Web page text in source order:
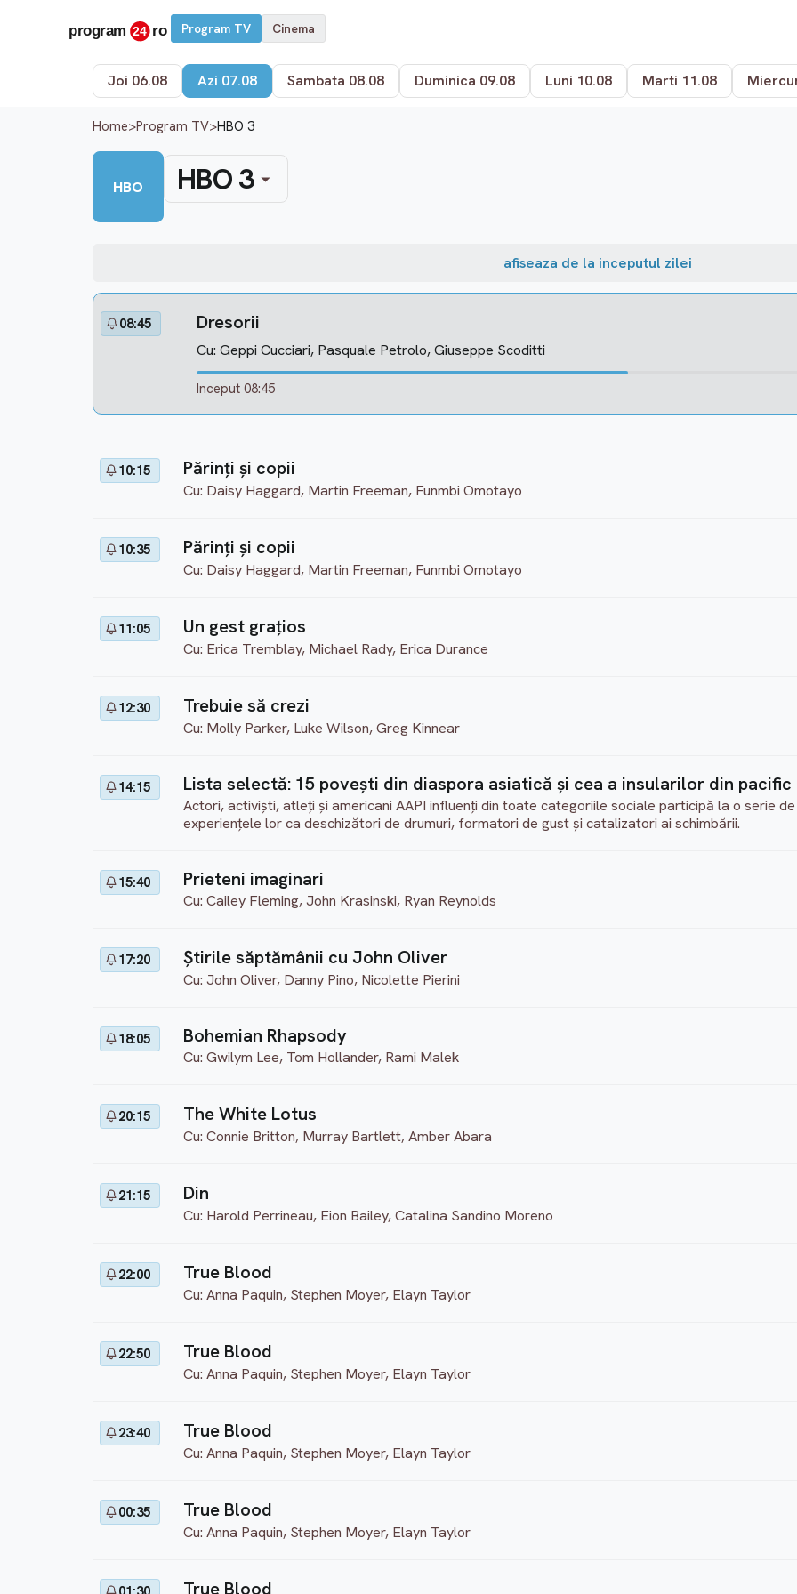
Program TV Cinema
Joi 06.08 Azi 07.08 Sambata 08.08 Duminica 09.08 Luni 10.08 Marti 11.08
Home>Program TV>HBO 3
HBO HBO 3
afiseaza de la inceputul zilei
08:45 Dresorii
Cu: Geppi Cucciari, Pasquale Petrolo, Giuseppe Scoditti
Inceput 08:45
10:15 Părinți și copii
Cu: Daisy Haggard, Martin Freeman, Funmbi Omotayo
10:35 Părinți și copii
Cu: Daisy Haggard, Martin Freeman, Funmbi Omotayo
11:05 Un gest grațios
Cu: Erica Tremblay, Michael Rady, Erica Durance
12:30 Trebuie să crezi
Cu: Molly Parker, Luke Wilson, Greg Kinnear
14:15 Lista selectă: 15 povești din diaspora asiatică și cea a insularilor din pacific
Actori, activiști, atleți și americani AAPI influenți din toate categoriile sociale participă la o serie
experiențele lor ca deschizători de drumuri, formatori de gust și catalizatori ai schimbării.
15:40 Prieteni imaginari
Cu: Cailey Fleming, John Krasinski, Ryan Reynolds
17:20 Știrile săptămânii cu John Oliver
Cu: John Oliver, Danny Pino, Nicolette Pierini
18:05 Bohemian Rhapsody
Cu: Gwilym Lee, Tom Hollander, Rami Malek
20:15 The White Lotus
Cu: Connie Britton, Murray Bartlett, Amber Abara
21:15 Din
Cu: Harold Perrineau, Eion Bailey, Catalina Sandino Moreno
22:00 True Blood
Cu: Anna Paquin, Stephen Moyer, Elayn Taylor
22:50 True Blood
Cu: Anna Paquin, Stephen Moyer, Elayn Taylor
23:40 True Blood
Cu: Anna Paquin, Stephen Moyer, Elayn Taylor
00:35 True Blood
Cu: Anna Paquin, Stephen Moyer, Elayn Taylor
True Blood